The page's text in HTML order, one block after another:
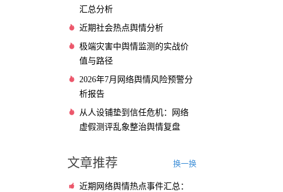
汇总分析
近期社会热点舆情分析
极端灾害中舆情监测的实战价
值与路径
2026年7月网络舆情风险预警分
析报告
从人设铺垫到信任危机：网络
虚假测评乱象整治舆情复盘
文章推荐 换一换
近期网络舆情热点事件汇总：